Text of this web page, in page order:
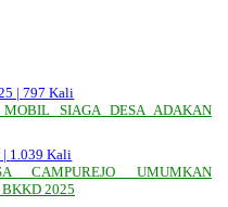
|797 Kali
SIAGA DESA ADAKAN
1.039 Kali
CAMPUREJO UMUMKAN
2025